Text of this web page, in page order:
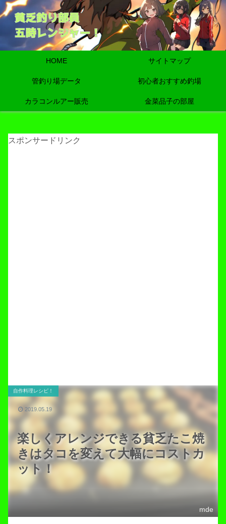
HOME サイトマップ
管釣り場データ 初心者おすすめ釣場
カラコンルアー販売 金菜品子の部屋
スポンサードリンク
楽しくアレンジできる貧乏たこ焼
きはタコを変えて大幅にコストカ
ット！
自作料理レシピ！
mde
2019.05.19